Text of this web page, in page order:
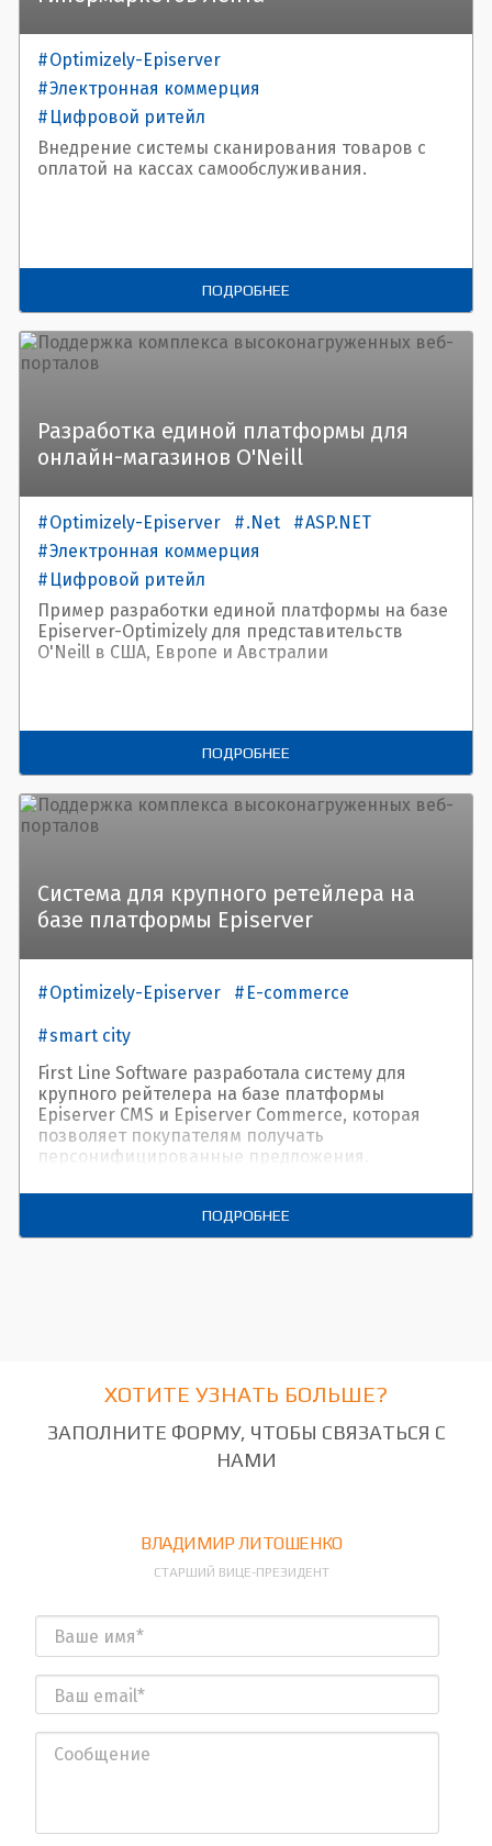
Optimizely-Episerver
Электронная коммерция
Цифровой ритейл
Внедрение системы сканирования товаров с
оплатой на кассах самообслуживания.
ПОДРОБНЕЕ
Разработка единой платформы для
онлайн-магазинов O'Neill
Optimizely-Episerver .Net
ASP.NET
Электронная коммерция
Цифровой ритейл
Пример разработки единой платформы на базе
Episerver-Optimizely для представительств
O'Neill в США, Европе и Австралии
ПОДРОБНЕЕ
Система для крупного ретейлера на
базе платформы Episerver
Optimizely-Episerver E-commerce
smart city
First Line Software разработала систему для
крупного рейтелера на базе платформы
Episerver CMS и Episerver Commerce, которая
позволяет покупателям получать
персонифицированные предложения.
ПОДРОБНЕЕ
ХОТИТЕ УЗНАТЬ БОЛЬШЕ?
ЗАПОЛНИТЕ ФОРМУ, ЧТОБЫ СВЯЗАТЬСЯ С
НАМИ
ВЛАДИМИР ЛИТОШЕНКО
СТАРШИЙ ВИЦЕ-ПРЕЗИДЕНТ